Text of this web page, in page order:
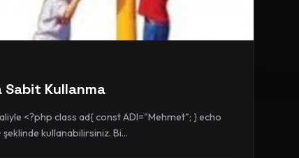
Sabit Kullanma
class ad{ const ADI="Mehmet"; } echo
ad::ADI; ?> şeklinde kullanabilirsiniz. Bi...